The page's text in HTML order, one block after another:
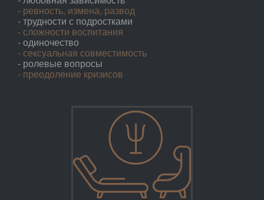
- ревность, измена, развод
- трудности с подростками
- сложности воспитания
- одиночество
- сексуальная совместимость
- ролевые вопросы
- преодоление кризисов